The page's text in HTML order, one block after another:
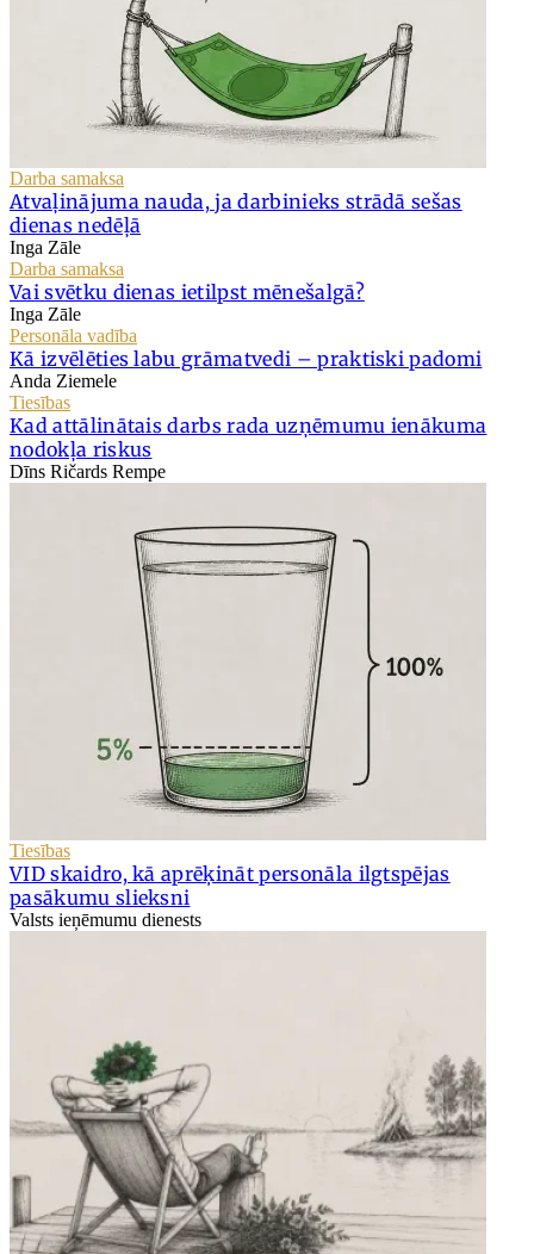
Darba samaksa
Atvaļinājuma nauda, ja darbinieks strādā sešas
dienas nedēļā
Inga Zāle
Darba samaksa
Vai svētku dienas ietilpst mēnešalgā?
Inga Zāle
Personāla vadība
Kā izvēlēties labu grāmatvedi – praktiski padomi
Anda Ziemele
Tiesības
Kad attālinātais darbs rada uzņēmumu ienākuma
nodokļa riskus
Dīns Ričards Rempe
Tiesības
VID skaidro, kā aprēķināt personāla ilgtspējas
pasākumu slieksni
Valsts ieņēmumu dienests